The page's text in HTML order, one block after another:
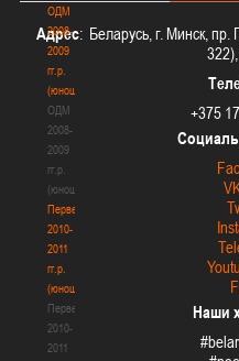
ОДМ
2008-
2009
гг.р.
(юноши)
ОДМ
2008-
2009
гг.р.
(юноши)
Первенство
2010-
2011
гг.р.
(юноши)
Первенство
2010-
2011
Адрес: Беларусь, г. Минск, пр.
+375
Наши